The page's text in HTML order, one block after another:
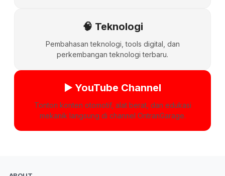
🧠 Teknologi
Pembahasan teknologi, tools digital, dan
perkembangan teknologi terbaru.
▶️ YouTube Channel
Tonton konten otomotif, alat berat, dan edukasi
mekanik langsung di channel OntranGarage.